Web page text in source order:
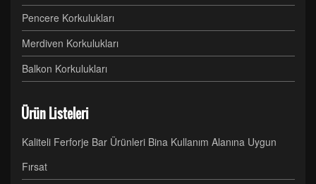
Pencere Korkulukları
Merdiven Korkulukları
Balkon Korkulukları
Ürün Listeleri
Kaliteli Ferforje Bar Ürünleri Bina Kullanım Alanına Uygun
Fırsat